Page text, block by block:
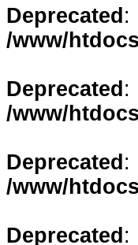
Deprecated :
/www/
Deprecated :
/www/
Deprecated :
/www/
Deprecated :